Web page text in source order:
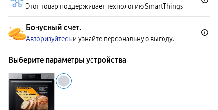
Этот товар поддерживает технологию SmartThings
Бонусный счет.
Авторизуйтесь и узнайте персональную выгоду.
Выберите параметры устройства